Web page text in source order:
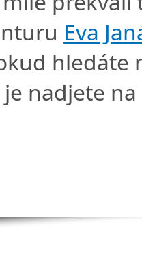
Eva
hledáte
je nadjete